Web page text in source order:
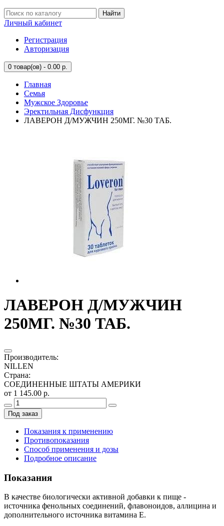
Найти
Личный кабинет
Регистрация
Авторизация
0 товар(ов) - 0.00 р.
Главная
Семья
Мужское Здоровье
Эректильная Дисфункция
ЛАВЕРОН Д/МУЖЧИН 250МГ. №30 ТАБ.
ЛАВЕРОН Д/МУЖЧИН
250МГ. №30 ТАБ.
Производитель:
NILLEN
Страна:
СОЕДИНЕННЫЕ ШТАТЫ АМЕРИКИ
от 1 145.00 р.
Под заказ
Показания к применению
Противопоказания
Способ применения и дозы
Подробное описание
Показания
В качестве биологически активной добавки к пище -
источника фенольных соединений, флавоноидов, аллицина и
дополнительного источника витамина Е.